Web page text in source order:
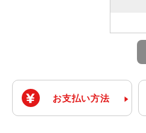
お支払い方法